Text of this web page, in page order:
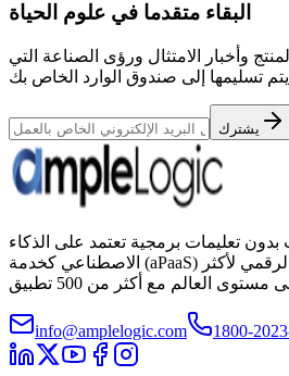
البقاء متقدما في علوم الحياة
وأخبار الامتثال ورؤى الصناعة التي
يشترك
تعليمات برمجية تعتمد على الذكاء
الاصطناعي كخدمة (aPaaS) لعلوم الحياة. دعم التحول الرقمي لأكثر
info@amplelogic.com 1800-